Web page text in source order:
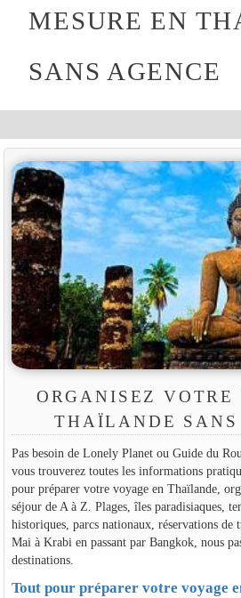
MESURE EN
SANS AGENCE
ORGANISEZ VOTRE
THAÏLANDE SANS
Pas besoin de Lonely Planet ou Guide du
vous trouverez toutes les informations
pour préparer votre voyage en Thaïlande,
séjour de A à Z. Plages, îles paradisiaques,
historiques, parcs nationaux, réservations de
Mai à Krabi en passant par Bangkok, nous
destinations.
Tout pour préparer votre voyage